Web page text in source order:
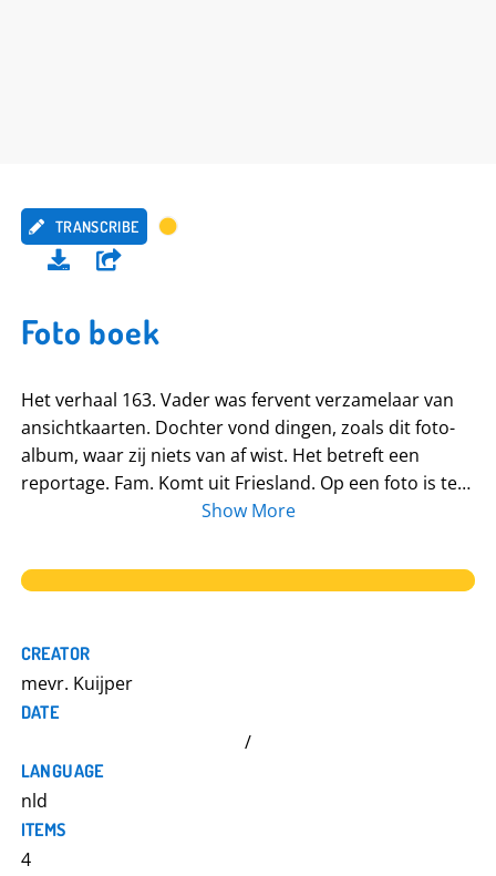
TRANSCRIBE
Foto boek
Het verhaal 163. Vader was fervent verzamelaar van
ansichtkaarten. Dochter vond dingen, zoals dit foto-
album, waar zij niets van af wist. Het betreft een
reportage. Fam. Komt uit Friesland. Op een foto is te
zien dat een meisje melk uit een emmer likt. Afkomst
bijzondere dingen om dit dan te ruilen voor
ansichtkaart. Foto’s zijn genomen bij o.a. een
Herkenbaar zijn Belgische vluchtelingen. Omstreeks
1914/1915. Misschien is de kerk te traceren.
Waarschijnlijk de kerk in Wouw. Meerdere foto’s
genomen in de bossen van Brabant Bij de grens
Bergen op Zoom / Essen. Object 164. Landkaart van
Rusland.
Show More
CREATOR
mevr. Kuijper
DATE
/
LANGUAGE
nld
ITEMS
4